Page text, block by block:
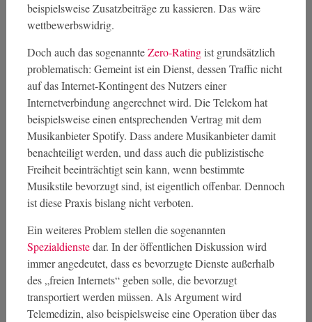
beispielsweise Zusatzbeiträge zu kassieren. Das wäre
wettbewerbswidrig.
Doch auch das sogenannteZero-Ratingist grundsätzlich
problematisch: Gemeint ist ein Dienst, dessen Traffic nicht
auf das Internet-Kontingent des Nutzers einer
Internetverbindung angerechnet wird. Die Telekom hat
beispielsweise einen entsprechenden Vertrag mit dem
Musikanbieter Spotify. Dass andere Musikanbieter damit
benachteiligt werden, und dass auch die publizistische
Freiheit beeinträchtigt sein kann, wenn bestimmte
Musikstile bevorzugt sind, ist eigentlich offenbar. Dennoch
ist diese Praxis bislang nicht verboten.
Ein weiteres Problem stellen die sogenannten
Spezialdienstedar. In der öffentlichen Diskussion wird
immer angedeutet, dass es bevorzugte Dienste außerhalb
des „freien Internets“ geben solle, die bevorzugt
transportiert werden müssen. Als Argument wird
Telemedizin, also beispielsweise eine Operation über das